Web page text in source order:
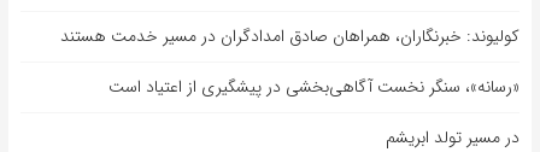
کولیوند: خبرنگاران، همراهان صادق امدادگران در مسیر خدمت هستند
«رسانه»، سنگر نخست آگاهی‌بخشی در پیشگیری از اعتیاد است
در مسیر تولد ابریشم